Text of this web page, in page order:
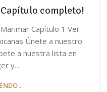
completo!
Capítulo 1 Ver
Únete a nuestro
a nuestra lista en
y...